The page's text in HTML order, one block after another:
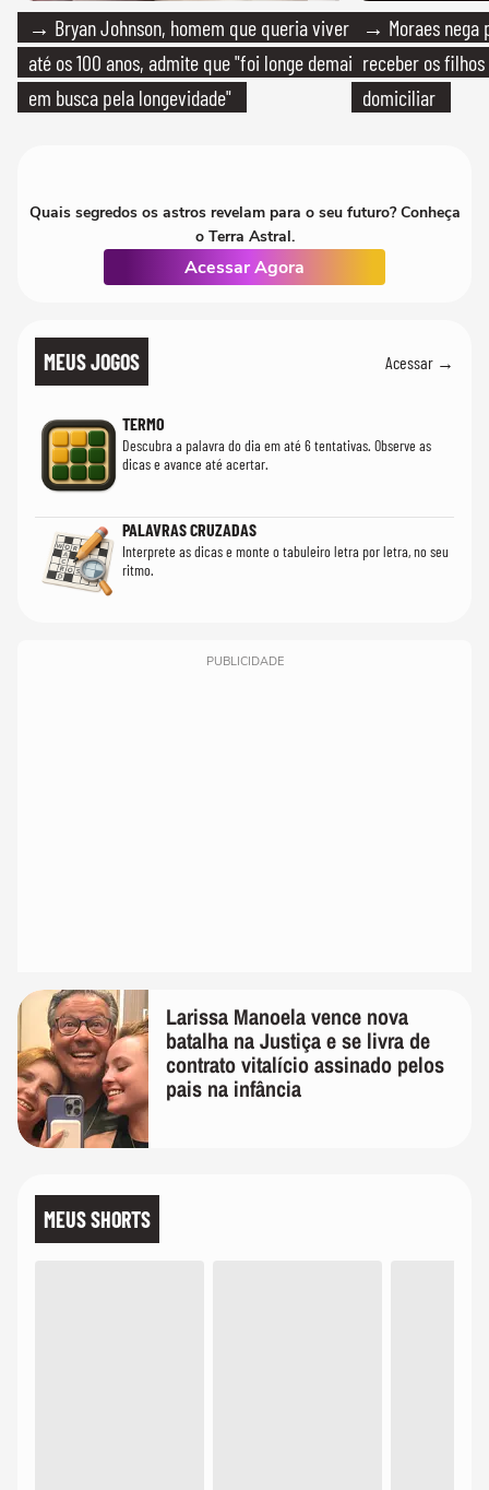
→ Bryan Johnson, homem que queria viver
até os 100 anos, admite que "foi longe demais
em busca pela longevidade"
→ Moraes nega
receber os filhos
domiciliar
Quais segredos os astros revelam para o seu futuro? Conheça
o Terra Astral.
Acessar Agora
MEUS JOGOS Acessar →
TERMO
Descubra a palavra do dia em até 6 tentativas. Observe as
dicas e avance até acertar.
PALAVRAS CRUZADAS
Interprete as dicas e monte o tabuleiro letra por letra, no seu
ritmo.
PUBLICIDADE
Larissa Manoela vence nova
batalha na Justiça e se livra de
contrato vitalício assinado pelos
pais na infância
MEUS SHORTS